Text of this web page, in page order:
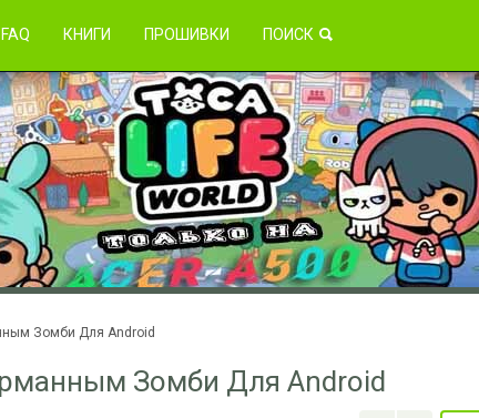
проблемы?
FAQ КНИГИ ПРОШИВКИ ПОИСК
Зомби Для Android
Зомби Для Android